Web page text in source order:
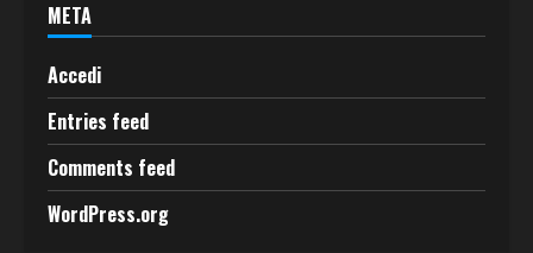
META
Accedi
Entries feed
Comments feed
WordPress.org